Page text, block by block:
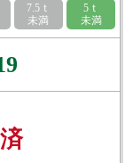
7.5ｔ
未満
5ｔ
未満